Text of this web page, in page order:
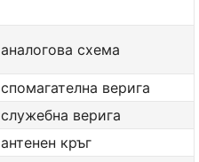
аналогова схема
спомагателна верига
служебна верига
антенен кръг